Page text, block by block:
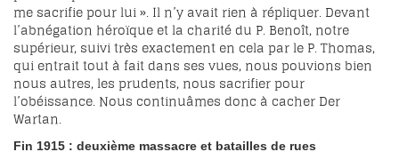
me sacrifie pour lui ». Il n’y avait rien à répliquer. Devant
l’abnégation héroïque et la charité du P. Benoît, notre
supérieur, suivi très exactement en cela par le P. Thomas,
qui entrait tout à fait dans ses vues, nous pouvions bien
nous autres, les prudents, nous sacrifier pour
l’obéissance. Nous continuâmes donc à cacher Der
Wartan.
Fin 1915 : deuxième massacre et batailles de rues